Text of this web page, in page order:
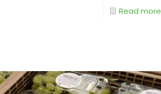
Read more